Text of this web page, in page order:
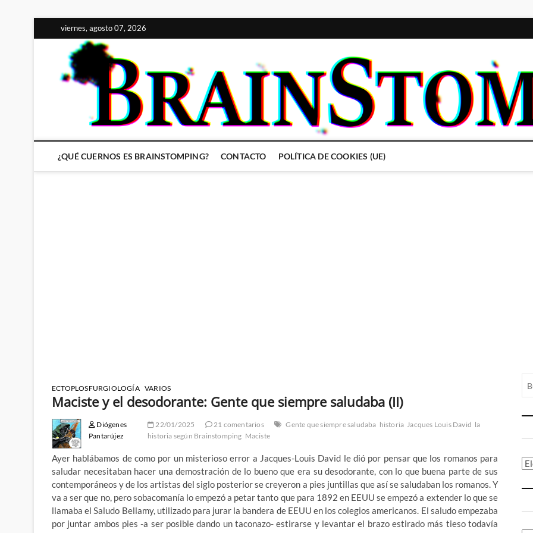
al
contenido
viernes, agosto 07, 2026
¿QUÉ CUERNOS ES BRAINSTOMPING? CONTACTO POLÍTICA DE COOKIES (UE)
ECTOPLOSFURGIOLOGÍA VARIOS
Maciste y el desodorante: Gente que siempre saludaba (II)
Diógenes
Pantarújez
22/01/2025 21 comentarios Gente que siempre saludaba historia Jacques Louis David la
historia según Brainstomping Maciste
Ayer hablábamos de como por un misterioso error a Jacques-Louis David le dió por pensar que los romanos para
saludar necesitaban hacer una demostración de lo bueno que era su desodorante, con lo que buena parte de sus
contemporáneos y de los artistas del siglo posterior se creyeron a pies juntillas que así se saludaban los romanos. Y
va a ser que no, pero sobacomanía lo empezó a petar tanto que para 1892 en EEUU se empezó a extender lo que se
llamaba el Saludo Bellamy, utilizado para jurar la bandera de EEUU en los colegios americanos. El saludo empezaba
por juntar ambos pies -a ser posible dando un taconazo- estirarse y levantar el brazo estirado más tieso todavía